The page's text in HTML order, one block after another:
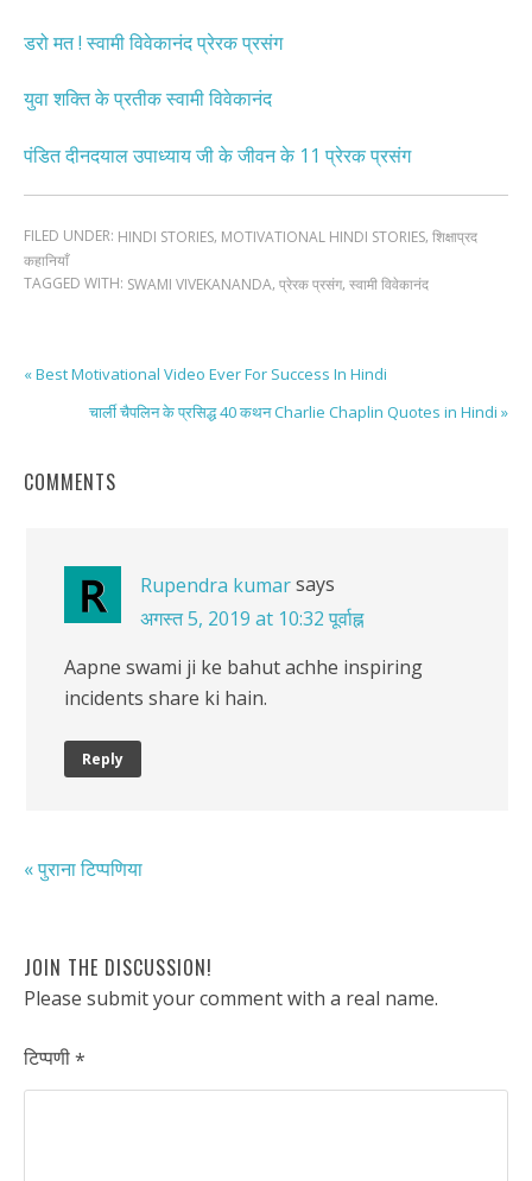
डरो मत ! स्वामी विवेकानंद प्रेरक प्रसंग
युवा शक्ति के प्रतीक स्वामी विवेकानंद
पंडित दीनदयाल उपाध्याय जी के जीवन के 11 प्रेरक प्रसंग
FILED UNDER: HINDI STORIES, MOTIVATIONAL HINDI STORIES, शिक्षाप्रद
कहानियाँ
TAGGED WITH: SWAMI VIVEKANANDA, प्रेरक प्रसंग, स्वामी विवेकानंद
« Best Motivational Video Ever For Success In Hindi
चार्ली चैपलिन के प्रसिद्ध 40 कथन Charlie Chaplin Quotes in Hindi »
COMMENTS
Rupendra kumarsays
अगस्त 5, 2019 at 10:32 पूर्वाह्न
Aapne swami ji ke bahut achhe inspiring
incidents share ki hain.
Reply
« पुराना टिप्पणिया
JOIN THE DISCUSSION!
Please submit your comment with a real name.
टिप्पणी*